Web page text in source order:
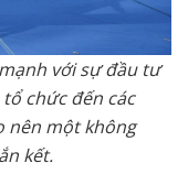
với sự đầu tư
chức đến các
nên một không
kết.